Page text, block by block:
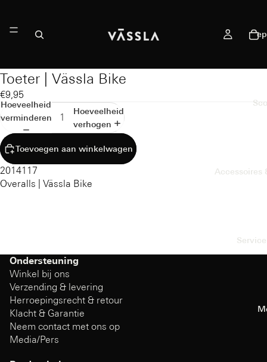
Accessoires
Toeter | Vässla Bike
€9,95
Hoeveelheid
verminderen
Hoeveelheid
verhogen
Toevoegen aan winkelwagen
2014117
Overalls | Vässla Bike
Ondersteuning
Winkel bij ons
Verzending & levering
Herroepingsrecht & retour
Klacht & Garantie
Neem contact met ons op
Media/Pers